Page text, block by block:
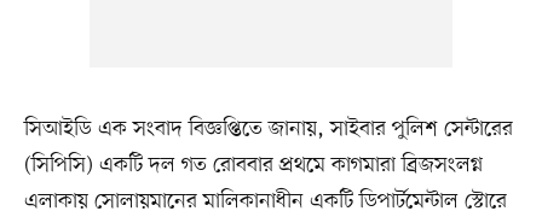
সিআইডি এক সংবাদ বিজ্ঞপ্তিতে জানায়, সাইবার পুলিশ সেন্টারের
(সিপিসি) একটি দল গত রোববার প্রথমে কাগমারা ব্রিজসংলগ্ন
এলাকায় সোলায়মানের মালিকানাধীন একটি ডিপার্টমেন্টাল স্টোরে